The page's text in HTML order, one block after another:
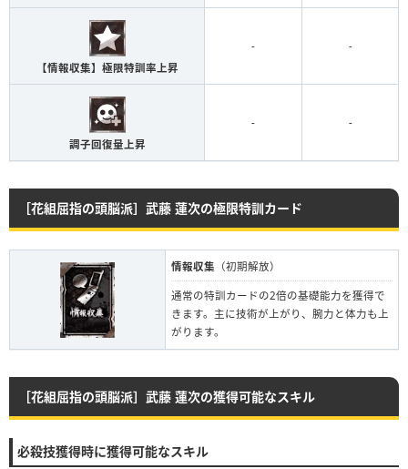
【情報収集】極限特訓率上昇
- -
調子回復量上昇
- -
［花組屈指の頭脳派］武藤 蓮次の極限特訓カード
情報収集 （初期解放）
通常の特訓カードの2倍の基礎能力を獲得で
きます。主に技術が上がり、腕力と体力も上
がります。
［花組屈指の頭脳派］武藤 蓮次の獲得可能なスキル
必殺技獲得時に獲得可能なスキル